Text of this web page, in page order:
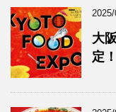
大
定！